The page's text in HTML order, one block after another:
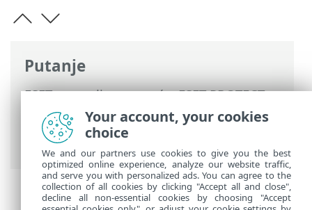
Putanje
ESET-ova online pomoć>ESET PROTECT
On-Prem
>Započni>VDI, kloniranje i
otkrivanje hardvera
> Identifikacija
hardvera
Your account, your cookies
choice
We and our partners use cookies to give you the best
optimized online experience, analyze our website traffic,
and serve you with personalized ads. You can agree to the
collection of all cookies by clicking "Accept all and close",
decline all non-essential cookies by choosing "Accept